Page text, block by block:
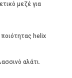
μεζέ για
ποιότητας helix
αλάτι.